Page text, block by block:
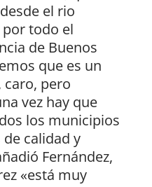
el rio
todo el
de Buenos
que es un
pero
vez hay que
los municipios
calidad y
Fernández,
«está muy